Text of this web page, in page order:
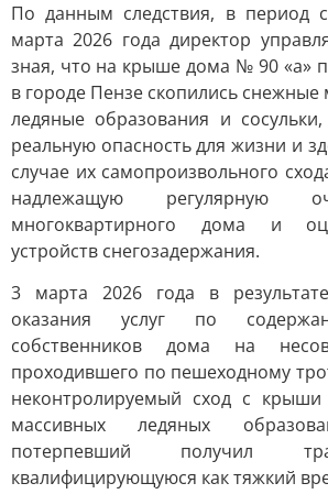
По данным следствия, в период
марта 2026 года директор
зная, что на крыше дома № 90 «а»
в городе Пензе скопились
ледяные образования и
реальную опасность для жизни и
случае их самопроизвольного
надлежащую регулярную
многоквартирного дома и
устройств снегозадержания.
3 марта 2026 года в
оказания услуг по
собственников дома на
проходившего по пешеходному
неконтролируемый сход с
массивных ледяных
потерпевший получил
квалифицирующуюся как тяжкий